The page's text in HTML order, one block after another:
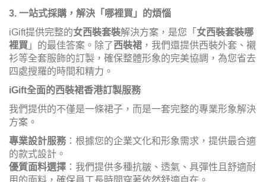
3. 一站式採購，解決「哪裡買」的煩惱
iGift提供完整的女西裝套裝解決方案，是您「 女西裝套裝哪
裡買 」的最佳答案。除了西裝裙 ，我們還提供西裝外套、襯
衫等全套服飾的訂製，確保整體形象的完美協調，為您省去
四處搜羅的時間和精力。
iGift全面的西裝裙香港訂製服務
我們提供的不僅是一條裙子，而是一套完整的專業形象解決
方案。
專業設計服務 ：根據您的企業文化和形象需求，提供最合適
的款式設計。
優質面料選擇 ：我們提供多種抗皺、透氣、具彈性且舒適耐
用的面料，確保員工長時間穿著依然舒適自在。